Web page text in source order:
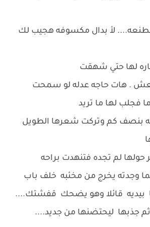
لأ بدال مكسوفه هجيب لك
لها حتي شهقت
. هات حاجه عدله لو سمحت
فجلب لها ما تريد
بنصف كم وتركت شعرها الطويل
لم تجده فتنهدت براحه
وجدته يخرج من مخئبه خلف باب
بيديه قائلا وهو يضحك قفشتك....
ثم جذبها ليحتضنها من جديد....